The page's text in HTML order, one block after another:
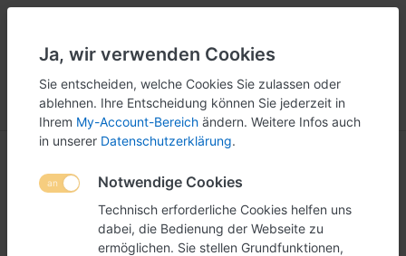
Menü Anmelden Vergleichen Wunschliste Warenkorb
Ja, wir verwenden Cookies
Sie entscheiden, welche Cookies Sie zulassen oder
ablehnen. Ihre Entscheidung können Sie jederzeit in
Ihrem My-Account-Bereich ändern. Weitere Infos auch
in unserer Datenschutzerklärung.
Notwendige Cookies
Technisch erforderliche Cookies helfen uns
dabei, die Bedienung der Webseite zu
ermöglichen. Sie stellen Grundfunktionen,